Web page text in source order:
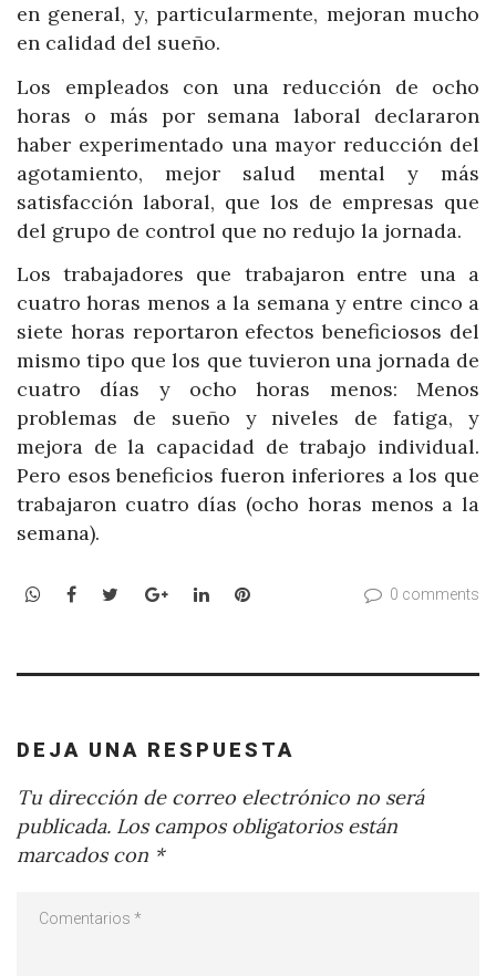
en general, y, particularmente, mejoran mucho
en calidad del sueño.
Los empleados con una reducción de ocho
horas o más por semana laboral declararon
haber experimentado una mayor reducción del
agotamiento, mejor salud mental y más
satisfacción laboral, que los de empresas que
del grupo de control que no redujo la jornada.
Los trabajadores que trabajaron entre una a
cuatro horas menos a la semana y entre cinco a
siete horas reportaron efectos beneficiosos del
mismo tipo que los que tuvieron una jornada de
cuatro días y ocho horas menos: Menos
problemas de sueño y niveles de fatiga, y
mejora de la capacidad de trabajo individual.
Pero esos beneficios fueron inferiores a los que
trabajaron cuatro días (ocho horas menos a la
semana).
WhatsApp
Facebook
TwitterGoogle+LinkedInPinterest 0 comments
DEJA UNA RESPUESTA
Tu dirección de correo electrónico no será
publicada. Los campos obligatorios están
marcados con *